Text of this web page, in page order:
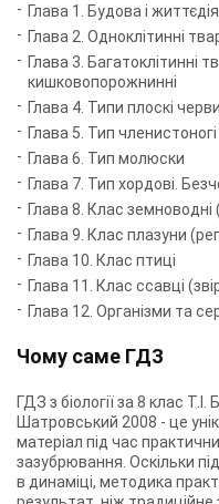
Глава 1. Будова і
Глава 2. Одноклітинні
Глава 3. Багатоклітинні
кишковопорожнинні
Глава 4. Типи плоскі
Глава 5. Тип членистоногі
Глава 6. Тип молюски
Глава 7. Тип хордові.
Глава 8. Клас земноводні
Глава 9. Клас плазуни
Глава 10. Клас птиці
Глава 11. Клас ссавці
Глава 12. Організми та
Чому саме ГДЗ
ГДЗ з біології за 8 клас
Шатровський 2008 - це
матеріал під час
зазубрювання. Оскільки
в динаміці, методика